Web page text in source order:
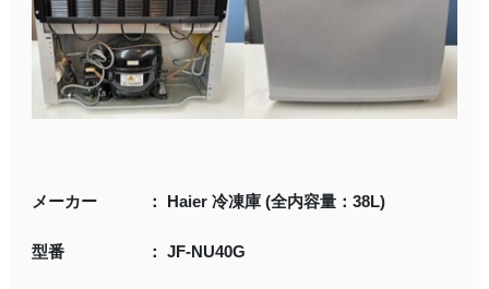
メーカー ： Haier 冷凍庫 (全内容量：38L)
型番 ： JF-NU40G